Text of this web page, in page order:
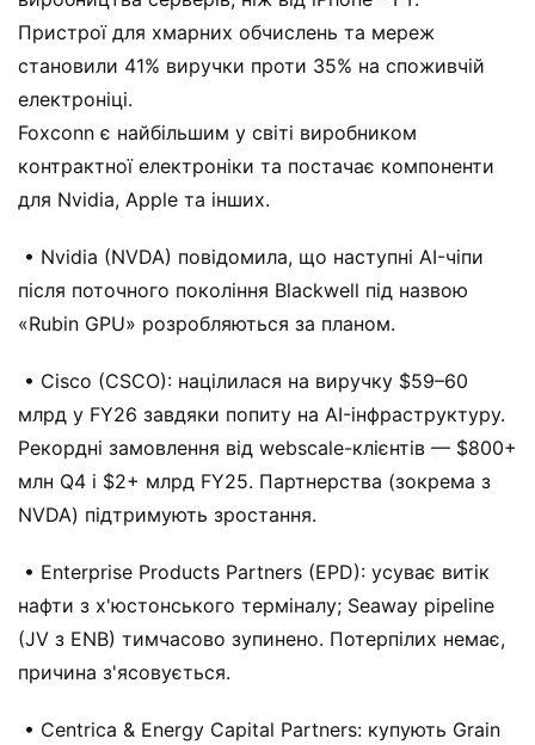
Пристрої для хмарних обчислень та мереж
становили 41% виручки проти 35% на споживчій
електроніці.
Foxconn є найбільшим у світі виробником
контрактної електроніки та постачає компоненти
для Nvidia, Apple та інших.
• Nvidia (NVDA) повідомила, що наступні AI-чіпи
після поточного покоління Blackwell під назвою
«Rubin GPU» розробляються за планом.
• Cisco (CSCO): націлилася на виручку $59–60
млрд у FY26 завдяки попиту на AI-інфраструктуру.
Рекордні замовлення від webscale-клієнтів — $800+
млн Q4 і $2+ млрд FY25. Партнерства (зокрема з
NVDA) підтримують зростання.
• Enterprise Products Partners (EPD): усуває витік
нафти з х'юстонського терміналу; Seaway pipeline
(JV з ENB) тимчасово зупинено. Потерпілих немає,
причина з'ясовується.
• Centrica & Energy Capital Partners: купують Grain